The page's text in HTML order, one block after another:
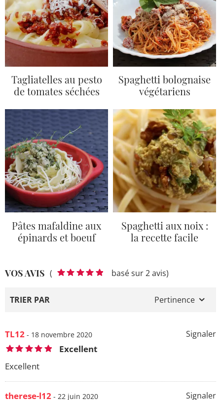
Tagliatelles au pesto
de tomates séchées
Spaghetti bolognaise
végétariens
Pâtes mafaldine aux
épinards et boeuf
Spaghetti aux noix :
la recette facile
VOS AVIS ( basé sur 2 avis)
TRIER PAR Pertinence
Signaler
TL12 - 18 novembre 2020
Excellent
Excellent
Signaler
therese-l12 - 22 juin 2020